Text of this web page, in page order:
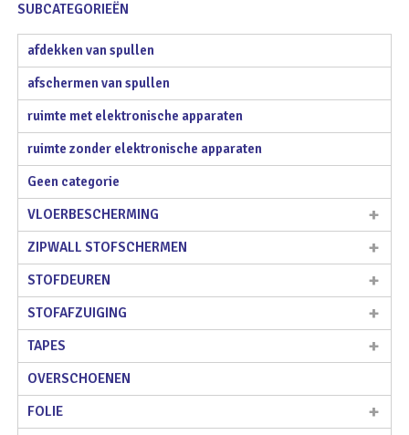
SUBCATEGORIEËN
afdekken van spullen
afschermen van spullen
ruimte met elektronische apparaten
ruimte zonder elektronische apparaten
Geen categorie
VLOERBESCHERMING
ZIPWALL STOFSCHERMEN
STOFDEUREN
STOFAFZUIGING
TAPES
OVERSCHOENEN
FOLIE